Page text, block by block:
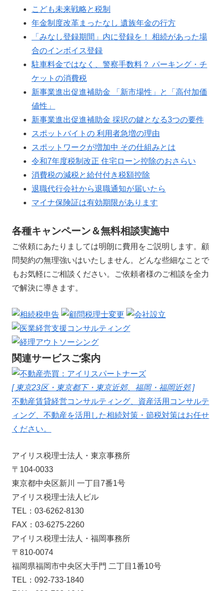
こども未来戦略と税制
年金制度改革まったなし 遺族年金の行方
「みなし登録期間」内に登録を！ 相続があった場
合のインボイス登録
駐車料金ではなく、警察手数料？ パーキング・チ
ケットの消費税
新事業進出促進補助金 「新市場性」と「高付加価
値性」
新事業進出促進補助金 採択の鍵となる3つの要件
スポットバイトの 利用者急増の理由
スポットワークが増加中 その仕組みとは
令和7年度税制改正 住宅ローン控除のおさらい
消費税の減税と給付付き税額控除
退職代行会社から退職通知が届いたら
マイナ保険証は有効期限があります
各種キャンペーン＆無料相談実施中
ご依頼にあたりましては明朗に費用をご説明します。顧
問契約の無理強いはいたしません。どんな些細なことで
もお気軽にご相談ください。ご依頼者様のご相談を全力
で解決に導きます。
関連サービスご案内
[ 東京23区・東京都下・東京近郊、福岡・福岡近郊 ]
不動産賃貸経営コンサルティング、資産活用コンサルテ
ィング、不動産を活用した相続対策・節税対策はお任せ
ください。
アイリス税理士法人・東京事務所
〒104-0033
東京都中央区新川 一丁目7番1号
アイリス税理士法人ビル
TEL：03-6262-8130
FAX：03-6275-2260
アイリス税理士法人・福岡事務所
〒810-0074
福岡県福岡市中央区大手門 二丁目1番10号
TEL：092-733-1840